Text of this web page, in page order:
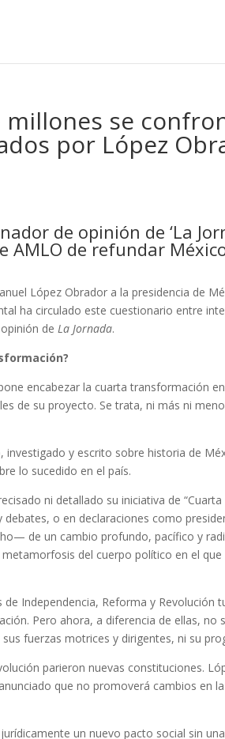
millones se
por López
de opinión de ‘La
de refundar
López Obrador a la presidencia de
ha circulado este cuestionario entre
opinión deLa Jornada.
encabezar la cuarta transformación
de su proyecto. Se trata, ni más ni
y escrito sobre historia de
lo sucedido en el país.
ni detallado su iniciativa de
o en declaraciones como
de un cambio profundo, pacífico y
del cuerpo político en el
Independencia, Reforma y Revolución
Pero ahora, a diferencia de ellas, no
fuerzas motrices y dirigentes, ni su
parieron nuevas constituciones.
que no promoverá cambios en
un nuevo pacto social sin